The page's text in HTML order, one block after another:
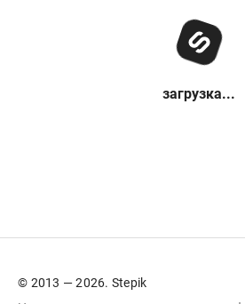
загрузка...
© 2013 — 2026. Stepik